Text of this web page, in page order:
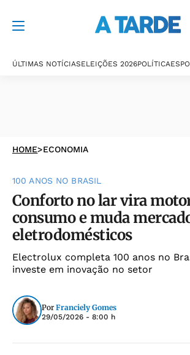
ÚLTIMAS NOTÍCIASELEIÇÕES 2026POLÍTICA
HOME>ECONOMIA
100 ANOS NO BRASIL
Conforto no lar vira
consumo e muda
eletrodomésticos
Electrolux completa 100 anos no
investe em inovação no setor
Por Franciely Gomes
29/05/2026 - 8:00 h